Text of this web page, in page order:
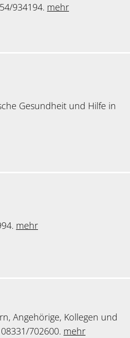
934194. mehr
Gesundheit und Hilfe in
mehr
Angehörige, Kollegen und
702600. mehr